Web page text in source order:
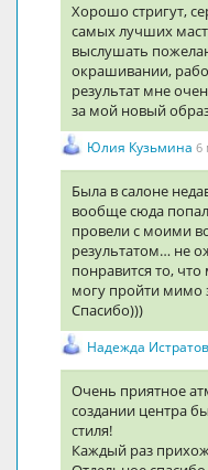
Хорошо стригут,
самых лучших
выслушать
окрашивании,
результат мне
за мой новый
Юлия Кузьмина 6
Была в салоне
вообще сюда
провели с моими
результатом… не
понравится то,
могу пройти мимо
Спасибо)))
Надежда
Очень приятное
создании центра
стиля!
Каждый раз